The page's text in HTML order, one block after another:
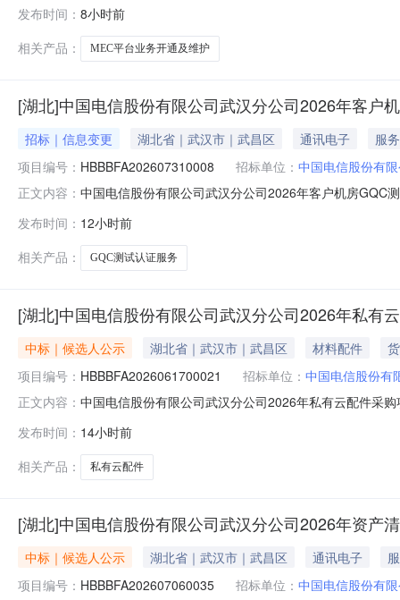
项目概况与采购内容1.1项目概况：MEC平台业务开通及
值守和处理
发布时间： 8小时前
相关产品：
MEC平台业务开通及维护
[湖北]中国电信股份有限公司武汉分公司2026年客户
招标｜信息变更 湖北省｜武汉市｜武昌区 通讯电子
服务
项目编号： HBBBFA202607310008 招标单位： 中国电信股份有
正文内容： 中国电信股份有限公司武汉分公司2026年客户机房GQC
意向的且具有提供标的物能力的潜在供应商（以下简称
证项目，预估规模
发布时间： 12小时前
相关产品：
GQC测试认证服务
[湖北]中国电信股份有限公司武汉分公司2026年私有
中标｜候选人公示 湖北省｜武汉市｜武昌区 材料配件
项目编号： HBBBFA2026061700021 招标单位： 中国电信股份有
正文内容： 中国电信股份有限公司武汉分公司2026年私有云配件采
（1）单位名称：武汉拓达科技有限公司（2）投标报价
送货到招标人指定
发布时间： 14小时前
相关产品：
私有云配件
[湖北]中国电信股份有限公司武汉分公司2026年资产
中标｜候选人公示 湖北省｜武汉市｜武昌区 通讯电子
项目编号： HBBBFA202607060035 招标单位： 中国电信股份有